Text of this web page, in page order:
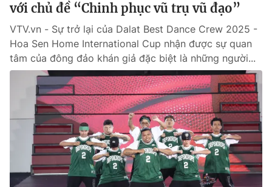
với chủ đề “Chinh phục vũ trụ vũ đạo”
VTV.vn - Sự trở lại của Dalat Best Dance Crew 2025 -
Hoa Sen Home International Cup nhận được sự quan
tâm của đông đảo khán giả đặc biệt là những người...